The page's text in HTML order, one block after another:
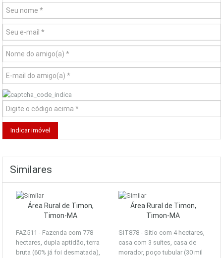
Similares
Área Rural de Timon,
Timon-MA
FAZ511 - Fazenda com 778
hectares, dupla aptidão, terra
bruta (60% já foi desmatada),
Área Rural de Timon,
Timon-MA
SIT878 - Sítio com 4 hectares,
casa com 3 suítes, casa de
morador, poço tubular (30 mil